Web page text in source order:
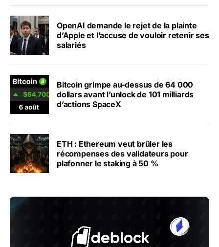
OpenAI demande le rejet de la plainte
d’Apple et l’accuse de vouloir retenir ses
salariés
Bitcoin grimpe au-dessus de 64 000
dollars avant l’unlock de 101 milliards
d’actions SpaceX
ETH : Ethereum veut brûler les
récompenses des validateurs pour
plafonner le staking à 50 %